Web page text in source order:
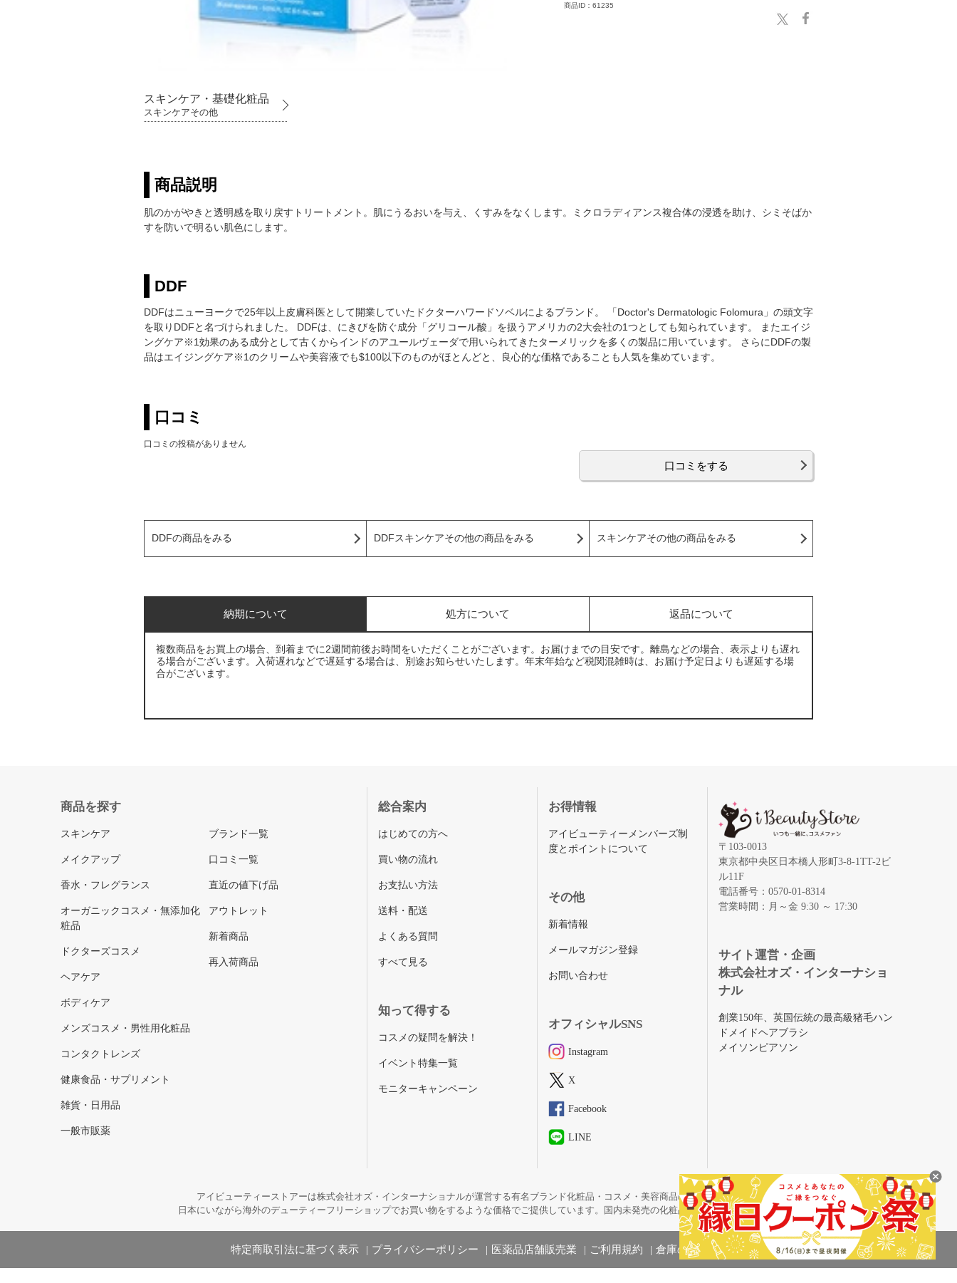
スキンケア・基礎化粧品
スキンケアその他
商品ID：61235
商品説明
肌のかがやきと透明感を取り戻すトリートメント。肌にうるおいを与え、くすみをなくします。ミクロラディアンス複合体の浸透を助け、シミそばか
すを防いで明るい肌色にします。
DDF
DDFはニューヨークで25年以上皮膚科医として開業していたドクターハワードソベルによるブランド。 「Doctor's Dermatologic Folomura」の頭文字
を取りDDFと名づけられました。 DDFは、にきびを防ぐ成分「グリコール酸」を扱うアメリカの2大会社の1つとしても知られています。 またエイジ
ングケア※1効果のある成分として古くからインドのアユールヴェーダで用いられてきたターメリックを多くの製品に用いています。 さらにDDFの製
品はエイジングケア※1のクリームや美容液でも$100以下のものがほとんどと、良心的な価格であることも人気を集めています。
口コミ
口コミの投稿がありません
口コミをする
DDFの商品をみる DDFスキンケアその他の商品をみる スキンケアその他の商品をみる
納期について 処方について 返品について
複数商品をお買上の場合、到着までに2週間前後お時間をいただくことがございます。お届けまでの目安です。離島などの場合、表示よりも遅れ
る場合がございます。入荷遅れなどで遅延する場合は、別途お知らせいたします。年末年始など税関混雑時は、お届け予定日よりも遅延する場
合がございます。
商品を探す
スキンケア
メイクアップ
香水・フレグランス
オーガニックコスメ・無添加化
粧品
ドクターズコスメ
ヘアケア
ボディケア
メンズコスメ・男性用化粧品
コンタクトレンズ
健康食品・サプリメント
雑貨・日用品
一般市販薬
ブランド一覧
口コミ一覧
直近の値下げ品
アウトレット
新着商品
再入荷商品
総合案内
はじめての方へ
買い物の流れ
お支払い方法
送料・配送
よくある質問
すべて見る
知って得する
コスメの疑問を解決！
イベント特集一覧
モニターキャンペーン
お得情報
アイビューティーメンバーズ制
度とポイントについて
その他
新着情報
メールマガジン登録
お問い合わせ
オフィシャルSNS
Instagram
X
Facebook
LINE
〒103-0013
東京都中央区日本橋人形町3-8-1TT-2ビ
ル11F
電話番号：0570-01-8314
営業時間：月～金 9:30 ～ 17:30
サイト運営・企画
株式会社オズ・インターナショ
ナル
創業150年、英国伝統の最高級猪毛ハン
ドメイドヘアブラシ
メイソンピアソン
アイビューティーストアーは株式会社オズ・インターナショナルが運営する有名ブランド化粧品・コスメ・美容商品の通販サイトです。
日本にいながら海外のデューティーフリーショップでお買い物をするような価格でご提供しています。国内未発売の化粧品も取り揃えています。
特定商取引法に基づく表示 プライバシーポリシー 医薬品店舗販売業 ご利用規約 倉庫の管理体制